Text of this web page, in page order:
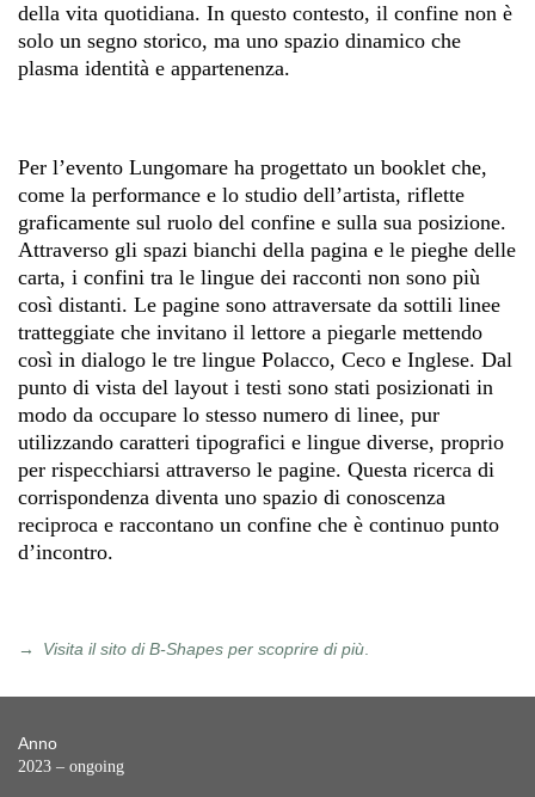
della vita quotidiana. In questo contesto, il confine non è
solo un segno storico, ma uno spazio dinamico che
plasma identità e appartenenza.
Per l’evento Lungomare ha progettato un booklet che,
come la performance e lo studio dell’artista, riflette
graficamente sul ruolo del confine e sulla sua posizione.
Attraverso gli spazi bianchi della pagina e le pieghe delle
carta, i confini tra le lingue dei racconti non sono più
così distanti. Le pagine sono attraversate da sottili linee
tratteggiate che invitano il lettore a piegarle mettendo
così in dialogo le tre lingue Polacco, Ceco e Inglese. Dal
punto di vista del layout i testi sono stati posizionati in
modo da occupare lo stesso numero di linee, pur
utilizzando caratteri tipografici e lingue diverse, proprio
per rispecchiarsi attraverso le pagine. Questa ricerca di
corrispondenza diventa uno spazio di conoscenza
reciproca e raccontano un confine che è continuo punto
d’incontro.
Visita il sito di B-Shapes per scoprire di più
Anno
2023 – ongoing